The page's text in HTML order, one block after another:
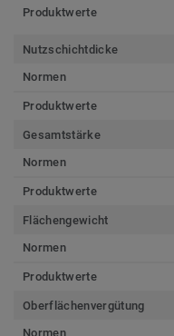
Produktwerte
Nutzschichtdicke
Normen
Produktwerte
Gesamtstärke
Normen
Produktwerte
Flächengewicht
Normen
Produktwerte
Oberflächenvergütung
Normen